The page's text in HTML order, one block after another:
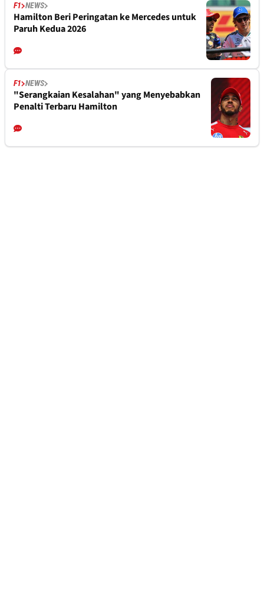
F1 NEWS
Hamilton Beri Peringatan ke Mercedes untuk
Paruh Kedua 2026
F1 NEWS
"Serangkaian Kesalahan" yang Menyebabkan
Penalti Terbaru Hamilton